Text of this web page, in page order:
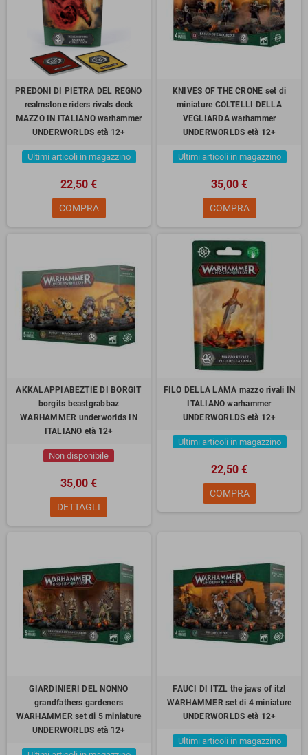
PREDONI DI PIETRA DEL REGNO
realmstone riders rivals deck
MAZZO IN ITALIANO warhammer
UNDERWORLDS età 12+
Ultimi articoli in magazzino
22,50 €
COMPRA
KNIVES OF THE CRONE set di
miniature COLTELLI DELLA
VEGLIARDA warhammer
UNDERWORLDS età 12+
Ultimi articoli in magazzino
35,00 €
COMPRA
AKKALAPPIABEZTIE DI BORGIT
borgits beastgrabbaz
WARHAMMER underworlds IN
ITALIANO età 12+
Non disponibile
35,00 €
DETTAGLI
FILO DELLA LAMA mazzo rivali IN
ITALIANO warhammer
UNDERWORLDS età 12+
Ultimi articoli in magazzino
22,50 €
COMPRA
GIARDINIERI DEL NONNO
grandfathers gardeners
WARHAMMER set di 5 miniature
UNDERWORLDS età 12+
FAUCI DI ITZL the jaws of itzl
WARHAMMER set di 4 miniature
UNDERWORLDS età 12+
Ultimi articoli in magazzino